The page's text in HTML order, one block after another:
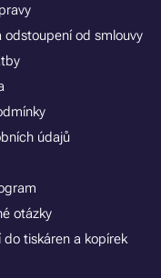
odstoupení od smlouvy
údajů
otázky
do tiskáren a kopírek